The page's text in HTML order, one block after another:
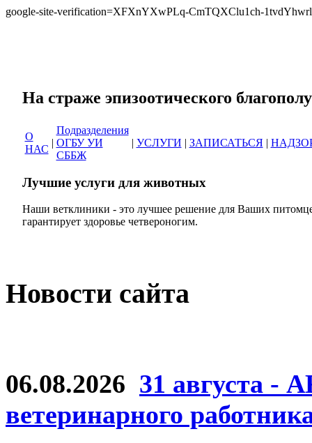
google-site-verification=XFXnYXwPLq-CmTQXClu1ch-
На страже
О
НАС
|
Подразделения
ОГБУ УИ
СББЖ
| УСЛУГИ | ЗАПИСАТЬСЯ |
Лучшие услуги для животных
Наши ветклиники - это лучшее решение для Ваших
гарантирует здоровье четвероногим.
Новости сайта
06.08.2026 31 августа -
ветеринарного